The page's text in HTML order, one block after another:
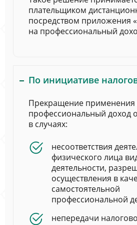
плательщиком
посредством приложения
на профессиональный
По инициативе
Прекращение применения
профессиональный доход
в случаях:
несоответствия
физического лица
деятельности,
осуществления в
самостоятельной
профессиональной
непередачи